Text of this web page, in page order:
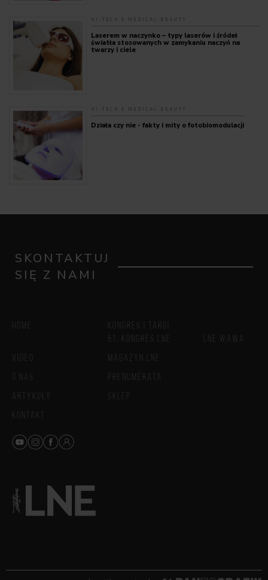
HI-TECH & MEDICAL BEAUTY
Laserem w naczynko – typy laserów i źródeł
światła stosowanych w zamykaniu naczyń na
twarzy i ciele
HI-TECH & MEDICAL BEAUTY
Działa czy nie - fakty i mity o fotobiomodulacji
SKONTAKTUJ
SIĘ Z NAMI
KONGRES I TARGI
51. KONGRES LNE
LNE WAWA
VIDEO
MAGAZYN LNE
O NAS
PRENUMERATA
ARTYKUŁY
SKLEP